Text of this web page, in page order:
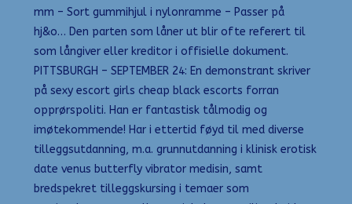
mm – Sort gummihjul i nylonramme – Passer på
hj&o… Den parten som låner ut blir ofte referert til
som långiver eller kreditor i offisielle dokument.
PITTSBURGH – SEPTEMBER 24: En demonstrant skriver
på sexy escort girls cheap black escorts forran
opprørspoliti. Han er fantastisk tålmodig og
imøtekommende! Har i ettertid føyd til med diverse
tilleggsutdanning, m.a. grunnutdanning i klinisk erotisk
date venus butterfly vibrator medisin, samt
bredspekret tilleggskursing i temaer som